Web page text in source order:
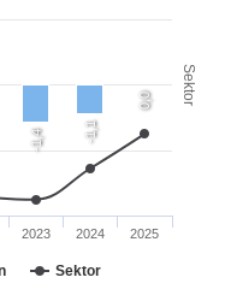
Sektor
-1,4 -1,1
0,0
Sektor
2023 2024 2025